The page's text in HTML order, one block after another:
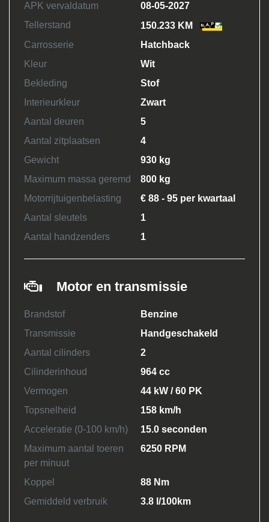
APK vervaldatum
08-05-2027
Tellerstand
150.233 KM
Carrosserie
Hatchback
Kleur
Wit
Bekleding
Stof
Interieurkleur
Zwart
Aantal deuren
5
Aantal zitplaatsen
4
Gewicht
930 kg
Maximum massa geremd
800 kg
Motorrijtuigenbelasting
€ 88 - 95 per kwartaal
Aantal sleutels
1
Aantal handzenders
1
Motor en transmissie
Brandstof
Benzine
Transmissie
Handgeschakeld
Aantal cilinders
2
Cilinderinhoud
964 cc
Vermogen
44 kW / 60 PK
Topsnelheid
158 km/h
Acceleratie (0-100 km/h)
15.0 seconden
Maximum aantal toeren
per minuut
6250 RPM
Koppel
88 Nm
Gemiddeld verbruik
3.8 l/100km